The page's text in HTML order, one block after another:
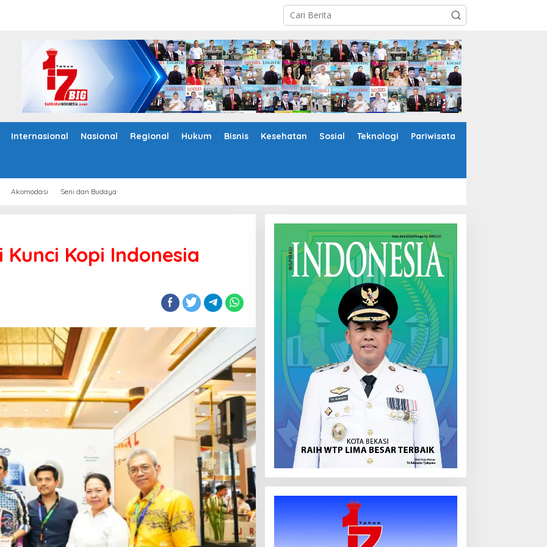
Internasional Nasional Regional Hukum Bisnis Kesehatan Sosial Teknologi Pariwisata
Akomodasi Seni dan Budaya
Kopi Indonesia